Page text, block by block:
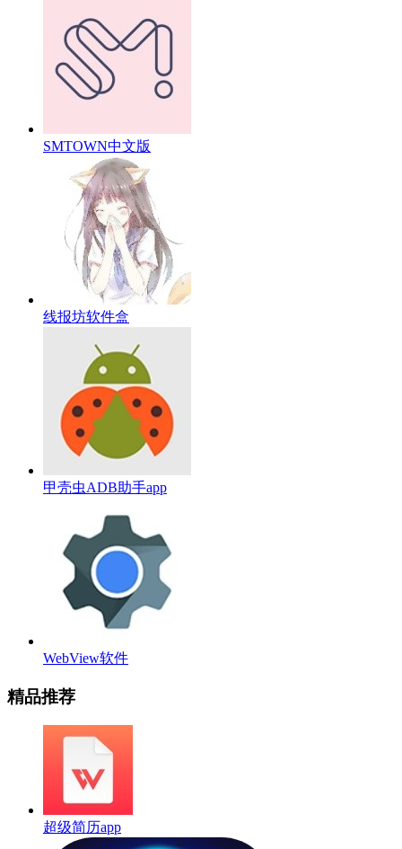
SMTOWN中文版
线报坊软件盒
甲壳虫ADB助手app
WebView软件
精品推荐
超级简历app